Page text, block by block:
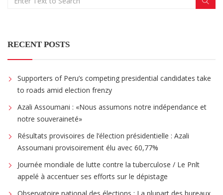
RECENT POSTS
Supporters of Peru’s competing presidential candidates take
to roads amid election frenzy
Azali Assoumani : «Nous assumons notre indépendance et
notre souveraineté»
Résultats provisoires de l’élection présidentielle : Azali
Assoumani provisoirement élu avec 60,77%
Journée mondiale de lutte contre la tuberculose / Le Pnlt
appelé à accentuer ses efforts sur le dépistage